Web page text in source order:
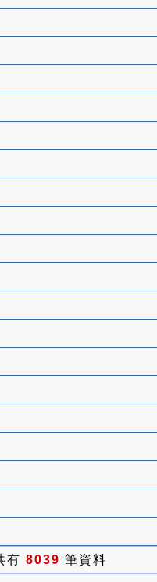
有 8039 筆資料